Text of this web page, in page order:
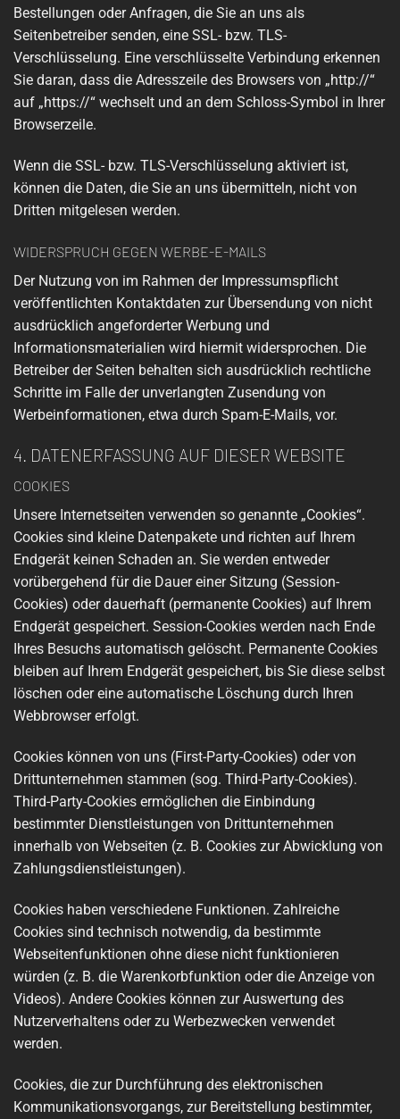
Bestellungen oder Anfragen, die Sie an uns als
Seitenbetreiber senden, eine SSL- bzw. TLS-
Verschlüsselung. Eine verschlüsselte Verbindung erkennen
Sie daran, dass die Adresszeile des Browsers von „http://“
auf „https://“ wechselt und an dem Schloss-Symbol in Ihrer
Browserzeile.
Wenn die SSL- bzw. TLS-Verschlüsselung aktiviert ist,
können die Daten, die Sie an uns übermitteln, nicht von
Dritten mitgelesen werden.
WIDERSPRUCH GEGEN WERBE-E-MAILS
Der Nutzung von im Rahmen der Impressumspflicht
veröffentlichten Kontaktdaten zur Übersendung von nicht
ausdrücklich angeforderter Werbung und
Informationsmaterialien wird hiermit widersprochen. Die
Betreiber der Seiten behalten sich ausdrücklich rechtliche
Schritte im Falle der unverlangten Zusendung von
Werbeinformationen, etwa durch Spam-E-Mails, vor.
4. DATENERFASSUNG AUF DIESER WEBSITE
COOKIES
Unsere Internetseiten verwenden so genannte „Cookies“.
Cookies sind kleine Datenpakete und richten auf Ihrem
Endgerät keinen Schaden an. Sie werden entweder
vorübergehend für die Dauer einer Sitzung (Session-
Cookies) oder dauerhaft (permanente Cookies) auf Ihrem
Endgerät gespeichert. Session-Cookies werden nach Ende
Ihres Besuchs automatisch gelöscht. Permanente Cookies
bleiben auf Ihrem Endgerät gespeichert, bis Sie diese selbst
löschen oder eine automatische Löschung durch Ihren
Webbrowser erfolgt.
Cookies können von uns (First-Party-Cookies) oder von
Drittunternehmen stammen (sog. Third-Party-Cookies).
Third-Party-Cookies ermöglichen die Einbindung
bestimmter Dienstleistungen von Drittunternehmen
innerhalb von Webseiten (z. B. Cookies zur Abwicklung von
Zahlungsdienstleistungen).
Cookies haben verschiedene Funktionen. Zahlreiche
Cookies sind technisch notwendig, da bestimmte
Webseitenfunktionen ohne diese nicht funktionieren
würden (z. B. die Warenkorbfunktion oder die Anzeige von
Videos). Andere Cookies können zur Auswertung des
Nutzerverhaltens oder zu Werbezwecken verwendet
werden.
Cookies, die zur Durchführung des elektronischen
Kommunikationsvorgangs, zur Bereitstellung bestimmter,